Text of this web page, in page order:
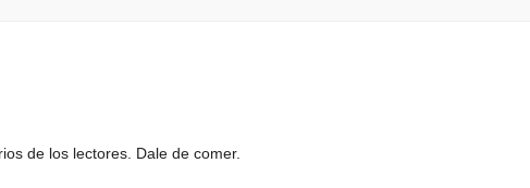
de los lectores. Dale de comer.